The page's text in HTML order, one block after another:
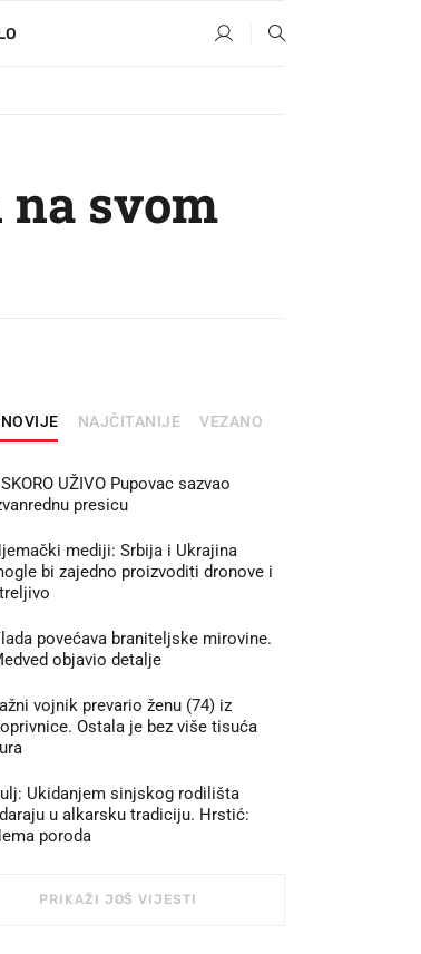
svom
NAJČITANIJE VEZANO
UŽIVO Pupovac sazvao
presicu
mediji: Srbija i Ukrajina
bi zajedno proizvoditi dronove i
povećava braniteljske mirovine.
objavio detalje
vojnik prevario ženu (74) iz
Ostala je bez više tisuća
Ukidanjem sinjskog rodilišta
u alkarsku tradiciju. Hrstić:
poroda
PRIKAŽI JOŠ VIJESTI